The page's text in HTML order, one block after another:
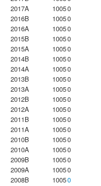
2017A
10050
2016B
10050
2016A
10050
2015B
10050
2015A
10050
2014B
10050
2014A
10050
2013B
10050
2013A
10050
2012B
10050
2012A
10050
2011B
10050
2011A
10050
2010B
10050
2010A
10050
2009B
10050
2009A
10050
2008B
10050